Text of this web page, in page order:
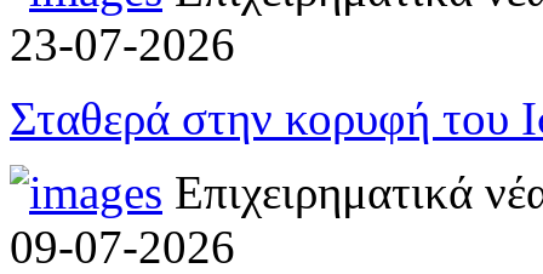
23-07-2026
Σταθερά στην κορυφή του
Επιχειρηματικά
09-07-2026